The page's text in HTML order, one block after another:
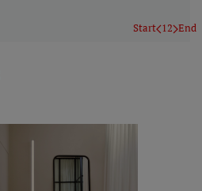
Start 12 End